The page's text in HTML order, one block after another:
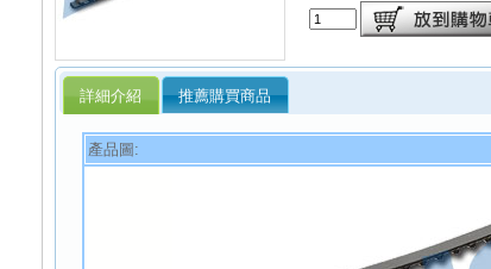
詳細介紹 推薦購買商品
產品圖: